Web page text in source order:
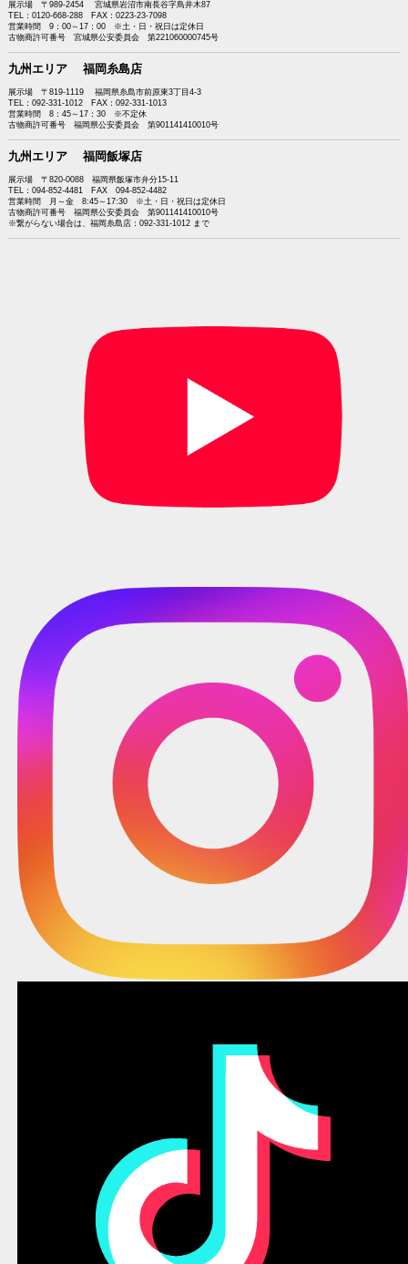
展示場 〒989-2454 宮城県岩沼市南長谷字鳥井木87
TEL：0120-668-288 FAX：0223-23-7098
営業時間 9：00～17：00 ※土・日・祝日は定休日
古物商許可番号 宮城県公安委員会 第221060000745号
九州エリア 福岡糸島店
展示場 〒819-1119 福岡県糸島市前原東3丁目4-3
TEL：092-331-1012 FAX：092-331-1013
営業時間 8：45～17：30 ※不定休
古物商許可番号 福岡県公安委員会 第901141410010号
九州エリア 福岡飯塚店
展示場 〒820-0088 福岡県飯塚市弁分15-11
TEL：094-852-4481 FAX 094-852-4482
営業時間 月～金 8:45～17:30 ※土・日・祝日は定休日
古物商許可番号 福岡県公安委員会 第901141410010号
※繋がらない場合は、福岡糸島店：092-331-1012 まで